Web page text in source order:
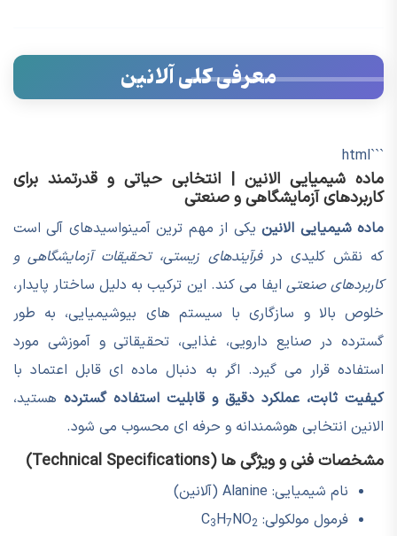
معرفی کلی آلانین
```html
ماده شیمیایی الانین | انتخابی حیاتی و قدرتمند برای
کاربردهای آزمایشگاهی و صنعتی
ماده شیمیایی الانینیکی از مهم ترین آمینواسیدهای آلی است
که نقش کلیدی درفرآیندهای زیستی، تحقیقات آزمایشگاهی و
کاربردهای صنعتی ایفا می کند. این ترکیب به دلیل ساختار پایدار،
خلوص بالا و سازگاری با سیستم های بیوشیمیایی، به طور
گسترده در صنایع دارویی، غذایی، تحقیقاتی و آموزشی مورد
استفاده قرار می گیرد. اگر به دنبال ماده ای قابل اعتماد با
کیفیت ثابت، عملکرد دقیق و قابلیت استفاده گسترده هستید،
الانین انتخابی هوشمندانه و حرفه ای محسوب می شود.
مشخصات فنی و ویژگی ها (Technical Specifications)
نام شیمیایی: Alanine (آلانین)
فرمول مولکولی: C
3H7NO2